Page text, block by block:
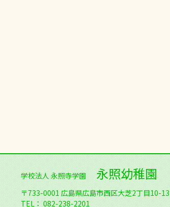
学校法人 永照寺学園 永照幼稚園
〒733-0001広島県広島市西区大芝2丁目10-13
TEL：082-238-2201